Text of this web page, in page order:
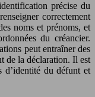
précise du
correctement
noms et prénoms, et
du créancier.
peut entraîner des
de la déclaration. Il est
d’identité du défunt et